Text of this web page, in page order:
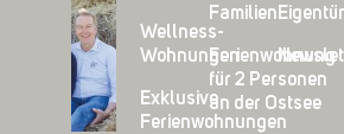
Wellness-
Wohnungen
Exklusive
Ferienwohnungen
Familien
Ferienwohnung
für 2 Personen
an der Ostsee